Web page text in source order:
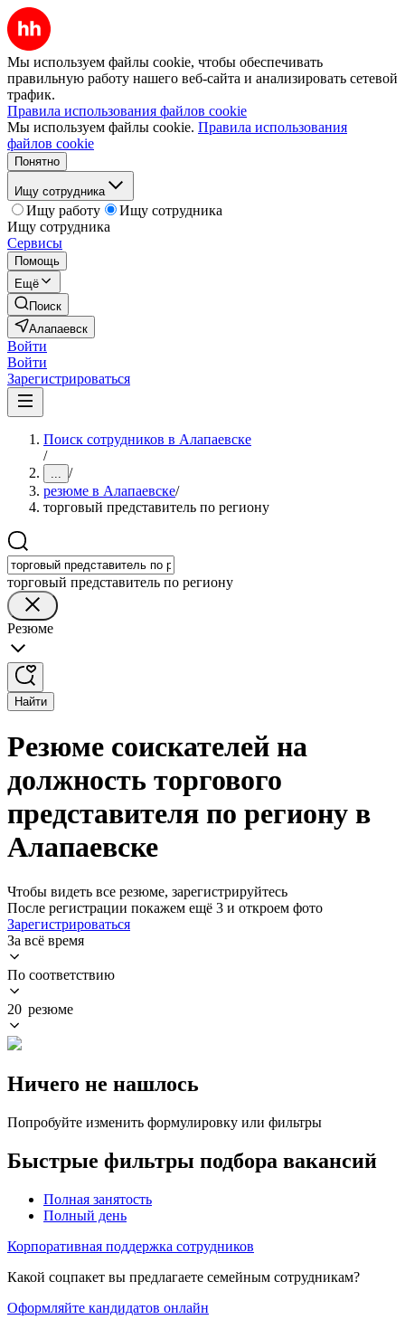
Мы используем файлы cookie, чтобы обеспечивать
правильную работу нашего веб-сайта и анализировать сетевой
трафик.
Правила использования файлов cookie
Мы используем файлы cookie. Правила использования
файлов cookie
Понятно
Ищу сотрудника
Ищу работу
Ищу сотрудника
Ищу сотрудника
Сервисы
Помощь
Ещё
Поиск
Алапаевск
Войти
Войти
Зарегистрироваться
Поиск сотрудников в Алапаевске
/
... /
резюме в Алапаевске/
торговый представитель по региону
торговый представитель по региону
Резюме
Найти
Резюме соискателей на
должность торгового
представителя по региону в
Алапаевске
Чтобы видеть все резюме, зарегистрируйтесь
После регистрации покажем ещё 3 и откроем фото
Зарегистрироваться
За всё время
По соответствию
20 резюме
Ничего не нашлось
Попробуйте изменить формулировку или фильтры
Быстрые фильтры подбора вакансий
Полная занятость
Полный день
Корпоративная поддержка сотрудников
Какой соцпакет вы предлагаете семейным сотрудникам?
Оформляйте кандидатов онлайн